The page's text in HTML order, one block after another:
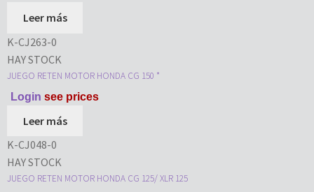
Leer más
K-CJ263-0
HAY STOCK
JUEGO RETEN MOTOR HONDA CG 150 *
Login see prices
Leer más
K-CJ048-0
HAY STOCK
JUEGO RETEN MOTOR HONDA CG 125/ XLR 125